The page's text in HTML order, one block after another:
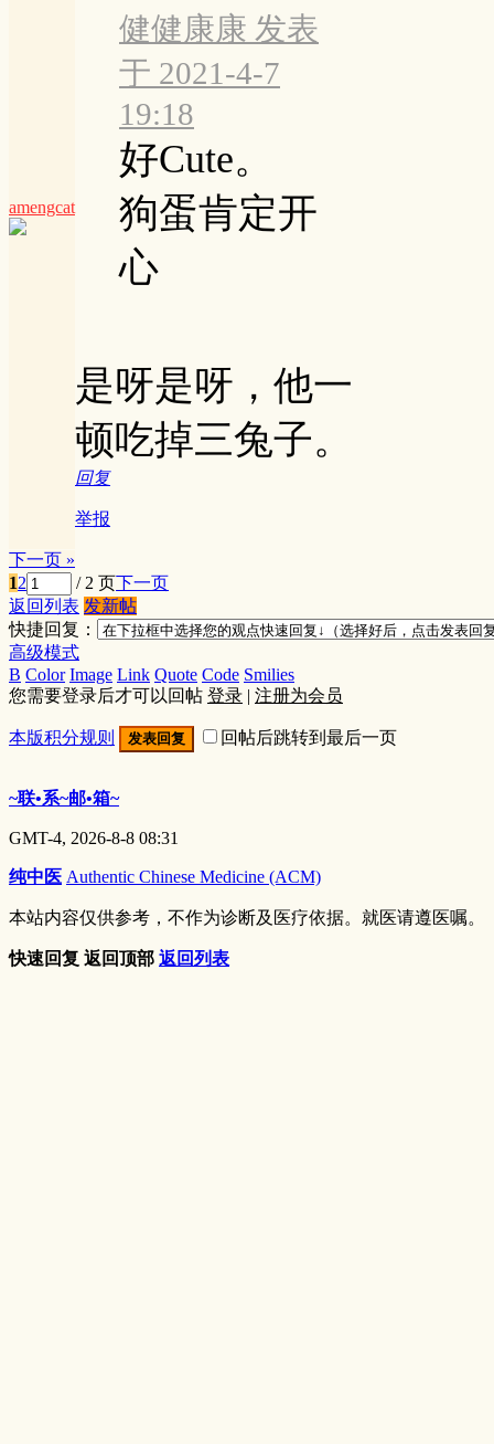
amengcat
健健康康 发表
于 2021-4-7
19:18
好Cute。
狗蛋肯定开
心
是呀是呀，他一
顿吃掉三兔子。
回复
举报
下一页 »
12 / 2 页下一页
返回列表 发新帖
快捷回复：
高级模式
B Color Image Link Quote Code Smilies
您需要登录后才可以回帖 登录 | 注册为会员
本版积分规则 发表回复 回帖后跳转到最后一页
~联•系~邮•箱~
GMT-4, 2026-8-8 08:31
纯中医 Authentic Chinese Medicine (ACM)
本站内容仅供参考，不作为诊断及医疗依据。就医请遵医嘱。
快速回复 返回顶部 返回列表